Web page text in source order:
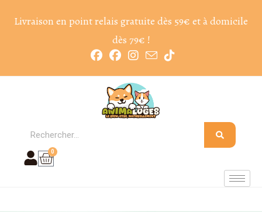
Livraison en point relais gratuite dès 59€ et à domicile
dès 79€ !
0